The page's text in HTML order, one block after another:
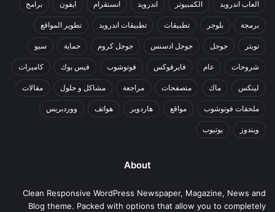
العاب اندرويد الكمبيوتر اندرويد انستقرام ايفون برامج
برمجة بلوجر تطبيقات تطبيقات اندرويد تطوير المواقع
تويتر جوجل جوجل ادسنس جوجل كروم حماية سيو
شروحات عام فايرفوكس فوتوشوب فيس بوك كاميرات
لينكس ماك متصفحات مراجعة مشاكل و حلول مقالات
ملحقات فوتوشوب مواقع هاردوير هواتف ووردبريس
ويندوز يوتيوب
About
Clean Responsive WordPress Newspaper, Magazine, News and
Blog theme. Packed with options that allow you to completely